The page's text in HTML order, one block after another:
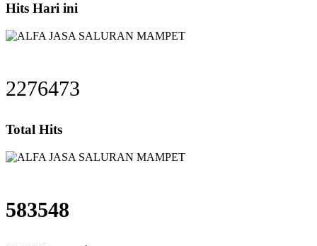
Hits Hari ini
2276473
Total Hits
583548